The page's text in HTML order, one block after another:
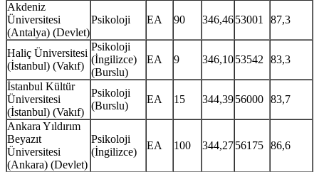
Akdeniz
Üniversitesi
(Antalya) (Devlet)
Psikoloji EA 90 346,4653001 87,3
Haliç Üniversitesi
(İstanbul) (Vakıf)
Psikoloji
(İngilizce)
(Burslu)
EA 9 346,1053542 83,3
İstanbul Kültür
Üniversitesi
(İstanbul) (Vakıf)
Psikoloji
(Burslu)
EA 15 344,3956000 83,7
Ankara Yıldırım
Beyazıt
Üniversitesi
(Ankara) (Devlet)
Psikoloji
(İngilizce)
EA 100 344,2756175 86,6